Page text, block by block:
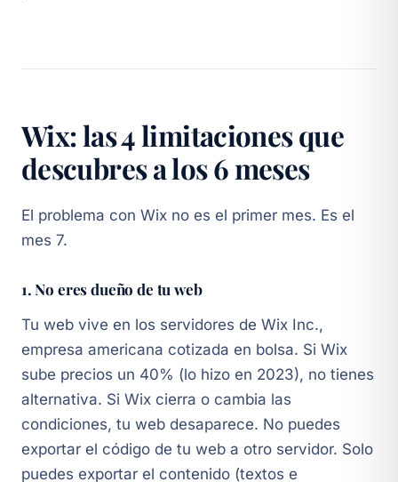
Wix: las 4 limitaciones que
descubres a los 6 meses
El problema con Wix no es el primer mes. Es el
mes 7.
1. No eres dueño de tu web
Tu web vive en los servidores de Wix Inc.,
empresa americana cotizada en bolsa. Si Wix
sube precios un 40% (lo hizo en 2023), no tienes
alternativa. Si Wix cierra o cambia las
condiciones, tu web desaparece. No puedes
exportar el código de tu web a otro servidor. Solo
puedes exportar el contenido (textos e